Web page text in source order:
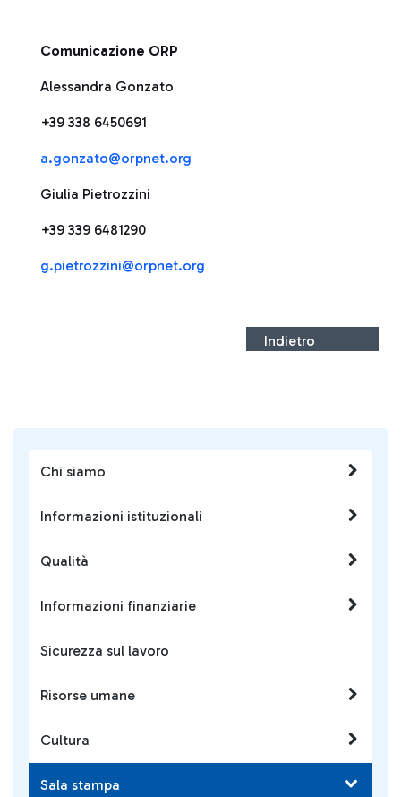
Chi siamo
Informazioni istituzionali
Qualità
Informazioni finanziarie
Sicurezza sul lavoro
Risorse umane
Cultura
Sala stampa
Comunicazione ORP
Alessandra Gonzato
+39 338 6450691
a.gonzato@orpnet.org
Giulia Pietrozzini
+39 339 6481290
g.pietrozzini@orpnet.org
Indietro